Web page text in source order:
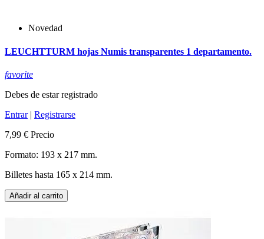
Novedad
LEUCHTTURM hojas Numis transparentes 1 departamento.
favorite
Debes de estar registrado
Entrar| Registrarse
7,99 € Precio
Formato: 193 x 217 mm.
Billetes hasta 165 x 214 mm.
Añadir al carrito